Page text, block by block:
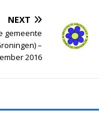
NEXT
gemeente
–
2016